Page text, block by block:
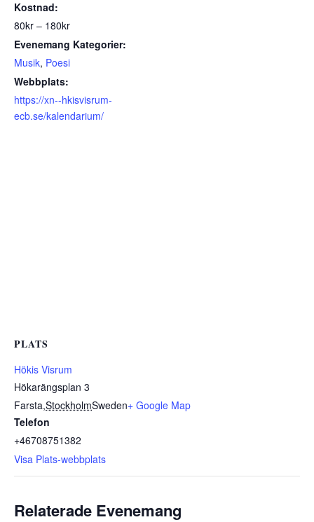
Kostnad:
80kr – 180kr
Evenemang Kategorier:
Musik, Poesi
Webbplats:
https://xn--hkisvisrum-
ecb.se/kalendarium/
PLATS
Hökis Visrum
Hökarängsplan 3
Farsta,StockholmSweden+ Google Map
Telefon
+46708751382
Visa Plats-webbplats
Relaterade Evenemang